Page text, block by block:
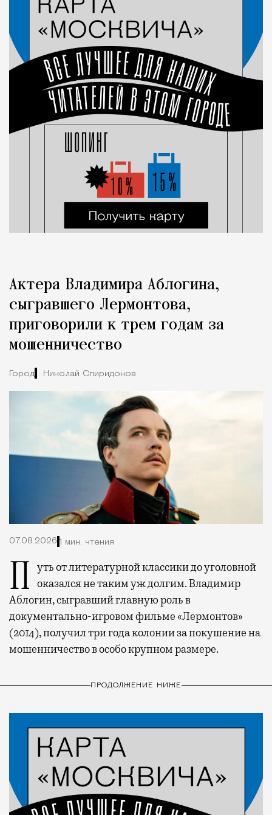
Актера Владимира Аблогина,
сыгравшего Лермонтова,
приговорили к трем годам за
мошенничество
Город Николай Спиридонов
07.08.2026 1 мин. чтения
Путь от литературной классики до уголовной оказался не таким уж долгим. Владимир
Аблогин, сыгравший главную роль в
документально-игровом фильме «Лермонтов»
(2014), получил три года колонии за покушение на
мошенничество в особо крупном размере.
ПРОДОЛЖЕНИЕ НИЖЕ